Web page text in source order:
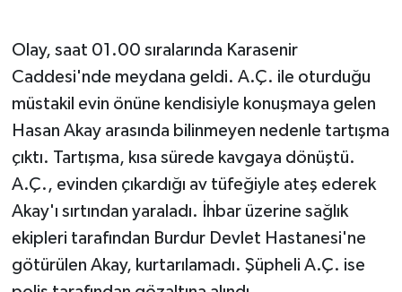
Olay, saat 01.00 sıralarında Karasenir
Caddesi'nde meydana geldi. A.Ç. ile oturduğu
müstakil evin önüne kendisiyle konuşmaya gelen
Hasan Akay arasında bilinmeyen nedenle tartışma
çıktı. Tartışma, kısa sürede kavgaya dönüştü.
A.Ç., evinden çıkardığı av tüfeğiyle ateş ederek
Akay'ı sırtından yaraladı. İhbar üzerine sağlık
ekipleri tarafından Burdur Devlet Hastanesi'ne
götürülen Akay, kurtarılamadı. Şüpheli A.Ç. ise
Seri İlan
Siyaset
Sokak Hayvanlarını Sahiplendirme
Sonsöz Özel
Spor
Vasıta